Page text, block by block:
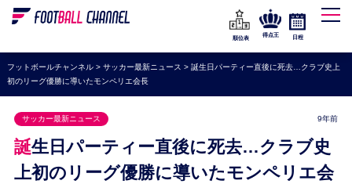
WEリーグ
海外サッカー
プレミアリーグ
ラ・リーガ
セリエA
ブンデスリーガ
順位表
得点王 日程
フットボールチャンネル> サッカー最新ニュース > 誕生日パーティー直後に死去…クラブ史上
初のリーグ優勝に導いたモンペリエ会長
サッカー最新ニュース 9年前
誕生日パーティー直後に死去…クラブ史
上初のリーグ優勝に導いたモンペリエ会